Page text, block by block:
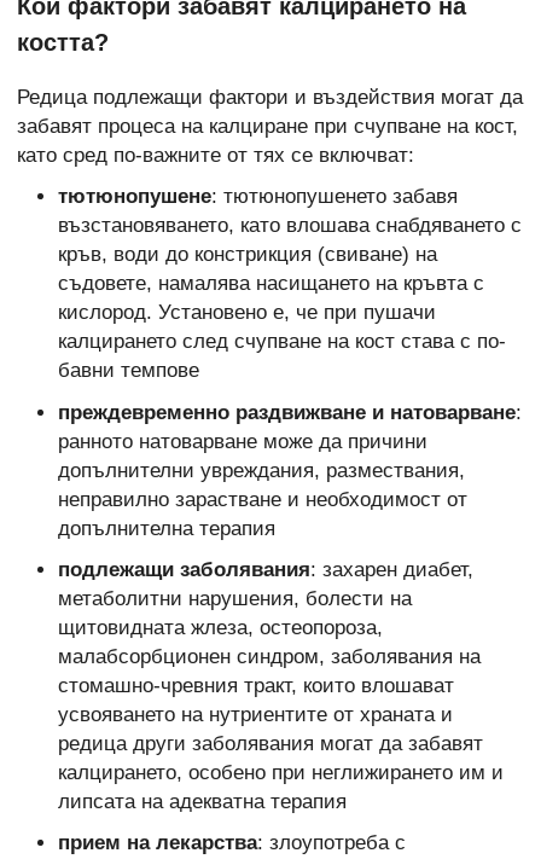
Кои фактори забавят калцирането на
костта?
Редица подлежащи фактори и въздействия могат да
забавят процеса на калциране при счупване на кост,
като сред по-важните от тях се включват:
тютюнопушене: тютюнопушенето забавя
възстановяването, като влошава снабдяването с
кръв, води до констрикция (свиване) на
съдовете, намалява насищането на кръвта с
кислород. Установено е, че при пушачи
калцирането след счупване на кост става с по-
бавни темпове
преждевременно раздвижване и натоварване:
ранното натоварване може да причини
допълнителни увреждания, размествания,
неправилно зарастване и необходимост от
допълнителна терапия
подлежащи заболявания: захарен диабет,
метаболитни нарушения, болести на
щитовидната жлеза, остеопороза,
малабсорбционен синдром, заболявания на
стомашно-чревния тракт, които влошават
усвояването на нутриентите от храната и
редица други заболявания могат да забавят
калцирането, особено при неглижирането им и
липсата на адекватна терапия
прием на лекарства: злоупотреба с